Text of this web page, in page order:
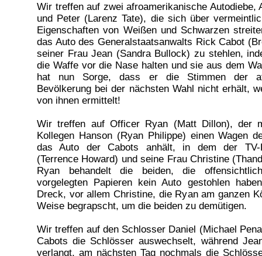
Wir treffen auf zwei afroamerikanische Autodiebe,
und Peter (Larenz Tate), die sich über
Eigenschaften von Weißen und Schwarzen
das Auto des Generalstaatsanwalts Rick Cabot
seiner Frau Jean (Sandra Bullock) zu stehlen,
die Waffe vor die Nase halten und sie aus dem
hat nun Sorge, dass er die Stimmen der
Bevölkerung bei der nächsten Wahl nicht erhält,
von ihnen ermittelt!
Wir treffen auf Officer Ryan (Matt Dillon), der
Kollegen Hanson (Ryan Philippe) einen Wagen
das Auto der Cabots anhält, in dem der TV-
(Terrence Howard) und seine Frau Christine
Ryan behandelt die beiden, die
vorgelegten Papieren kein Auto gestohlen
Dreck, vor allem Christine, die Ryan am ganzen
Weise begrapscht, um die beiden zu demütigen.
Wir treffen auf den Schlosser Daniel (Michael
Cabots die Schlösser auswechselt, während
verlangt, am nächsten Tag nochmals die